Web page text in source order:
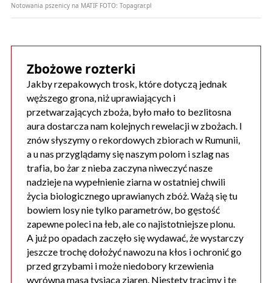
Notowania pszenicy na MATIF FOTO: Topagrar.pl
Zbożowe rozterki
Jakby rzepakowych trosk, które dotyczą jednak
węższego grona, niż uprawiających i
przetwarzających zboża, było mało to bezlitosna
aura dostarcza nam kolejnych rewelacji w zbożach. I
znów słyszymy o rekordowych zbiorach w Rumunii,
a u nas przyglądamy się naszym polom i szlag nas
trafia, bo żar z nieba zaczyna niweczyć nasze
nadzieje na wypełnienie ziarna w ostatniej chwili
życia biologicznego uprawianych zbóż. Ważą się tu
bowiem losy nie tylko parametrów, bo gęstość
zapewne poleci na łeb, ale co najistotniejsze plonu.
A już po opadach zaczęło się wydawać, że wystarczy
jeszcze trochę dołożyć nawozu na kłos i ochronić go
przed grzybami i może niedobory krzewienia
wyrówna masa tysiąca ziaren. Niestety tracimy i tę